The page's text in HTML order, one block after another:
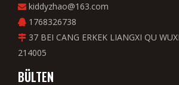
 kiddyzhao@163.com
 1768326738
 37 BEI CANG ERKEK LIANGXI QU
214005
BÜLTEN